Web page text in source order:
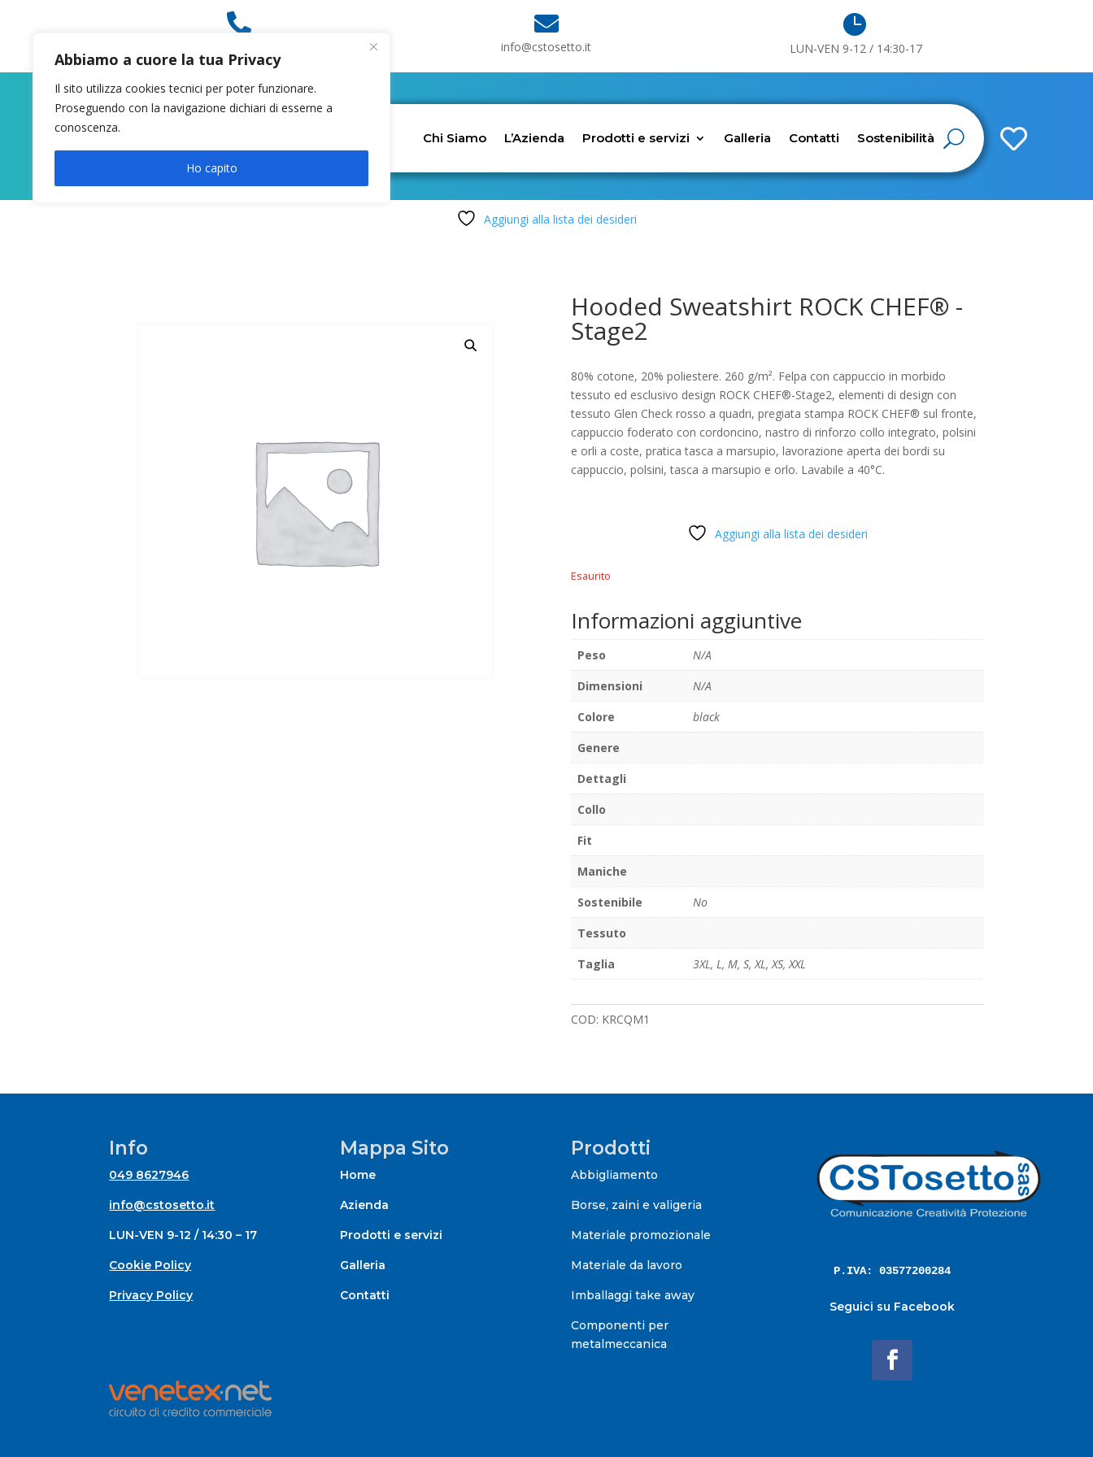
Abbiamo a cuore la tua Privacy
Il sito utilizza cookies tecnici per poter funzionare.
Proseguendo con la navigazione dichiari di esserne a
conoscenza.
Ho capito
 
info@cstosetto.it

LUN-VEN 9-12 / 14:30-17

Chi Siamo L’Azienda Prodotti e servizi Galleria Contatti Sostenibilità
Aggiungi alla lista dei desideri
Hooded Sweatshirt ROCK CHEF® -
Stage2
80% cotone, 20% poliestere. 260 g/m². Felpa con cappuccio in morbido
tessuto ed esclusivo design ROCK CHEF®-Stage2, elementi di design con
tessuto Glen Check rosso a quadri, pregiata stampa ROCK CHEF® sul fronte,
cappuccio foderato con cordoncino, nastro di rinforzo collo integrato, polsini
e orli a coste, pratica tasca a marsupio, lavorazione aperta dei bordi su
cappuccio, polsini, tasca a marsupio e orlo. Lavabile a 40°C.
Aggiungi alla lista dei desideri
Esaurito
Informazioni aggiuntive
Peso
N/A
Dimensioni
N/A
Colore
black
Genere
Dettagli
Collo
Fit
Maniche
Sostenibile
No
Tessuto
Taglia
3XL, L, M, S,XL,XS,XXL
COD: KRCQM1
Info
049 8627946
info@cstosetto.it
LUN-VEN 9-12 / 14:30 – 17
Cookie Policy
Privacy Policy
Mappa Sito
Home
Azienda
Prodotti e servizi
Galleria
Contatti
Prodotti
Abbigliamento
Borse, zaini e valigeria
Materiale promozionale
Materiale da lavoro
Imballaggi take away
Componenti per
metalmeccanica
P.IVA: 03577200284
Seguici su Facebook